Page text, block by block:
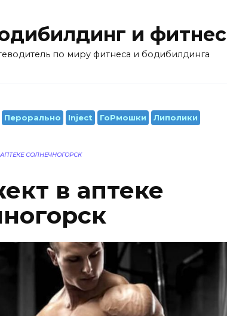
и фитнес
по миру фитнеса и бодибилдинга
Перорально Inject ГоРмошки Липолики
СОЛНЕЧНОГОРСК
в аптеке